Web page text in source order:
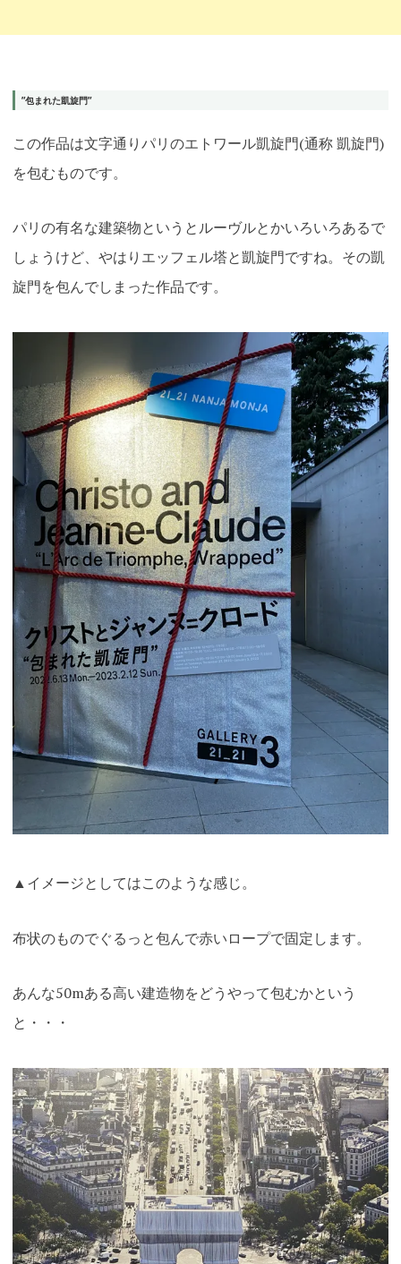
”包まれた凱旋門”
この作品は文字通りパリのエトワール凱旋門(通称 凱旋門)
を包むものです。
パリの有名な建築物というとルーヴルとかいろいろあるで
しょうけど、やはりエッフェル塔と凱旋門ですね。その凱
旋門を包んでしまった作品です。
▲イメージとしてはこのような感じ。
布状のものでぐるっと包んで赤いロープで固定します。
あんな50mある高い建造物をどうやって包むかという
と・・・